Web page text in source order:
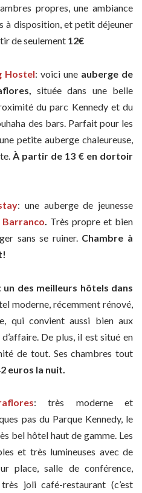
propres, une ambiance
à disposition, et petit déjeuner
de seulement 12€
Hostel: voici une auberge de
située dans une belle
du parc Kennedy et du
des bars. Parfait pour les
petite auberge chaleureuse,
À partir de 13 € en dortoir
: une auberge de jeunesse
Barranco. Très propre et bien
sans se ruiner. Chambre à
: un des meilleurs hôtels dans
moderne, récemment rénové,
qui convient aussi bien aux
De plus, il est situé en
de tout. Ses chambres tout
euros la nuit.
: très moderne et
pas du Parque Kennedy, le
bel hôtel haut de gamme. Les
et très lumineuses avec de
place, salle de conférence,
joli café-restaurant (c’est